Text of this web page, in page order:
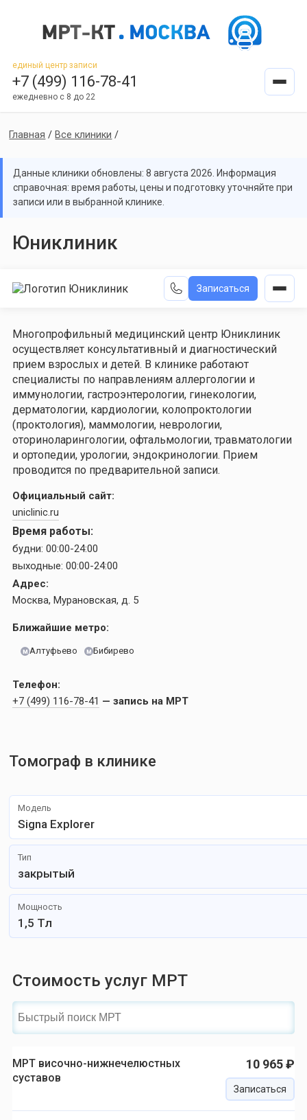
единый центр записи
+7 (499) 116-78-41
ежедневно с 8 до 22
Главная / Все клиники /
Данные клиники обновлены: 8 августа 2026. Информация
справочная: время работы, цены и подготовку уточняйте при
записи или в выбранной клинике.
Юниклиник
Записаться
Многопрофильный медицинский центр Юниклиник
осуществляет консультативный и диагностический
прием взрослых и детей. В клинике работают
специалисты по направлениям аллергологии и
иммунологии, гастроэнтерологии, гинекологии,
дерматологии, кардиологии, колопроктологии
(проктология), маммологии, неврологии,
оториноларингологии, офтальмологии, травматологии
и ортопедии, урологии, эндокринологии. Прием
проводится по предварительной записи.
Официальный сайт:
uniclinic.ru
Время работы:
будни: 00:00-24:00
выходные: 00:00-24:00
Адрес:
Москва, Мурановская, д. 5
Ближайшие метро:
м Алтуфьево м Бибирево
Телефон:
+7 (499) 116-78-41 — запись на МРТ
Томограф в клинике
Модель
Signa Explorer
Тип
закрытый
Мощность
1,5 Тл
Стоимость услуг МРТ
МРТ височно-нижнечелюстных
суставов
10 965 ₽
Записаться